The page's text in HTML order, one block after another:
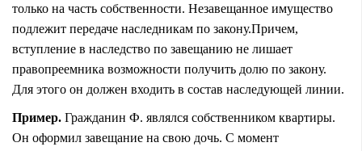
только на часть собственности. Незавещанное имущество
подлежит передаче наследникам по закону.Причем,
вступление в наследство по завещанию не лишает
правопреемника возможности получить долю по закону.
Для этого он должен входить в состав наследующей линии.
Пример. Гражданин Ф. являлся собственником квартиры.
Он оформил завещание на свою дочь. С момент